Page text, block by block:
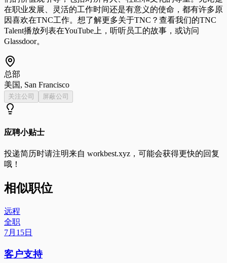
在职业发展、灵活的工作时间还是有意义的使命，都有许多原
因喜欢在TNC工作。想了解更多关于TNC？查看我们的TNC
Talent播放列表在YouTube上，听听员工的故事，或访问
Glassdoor。
总部
美国, San Francisco
关注公司 屏蔽公司
应聘小贴士
投递简历时请注明来自 workbest.xyz ，可能会获得更快的回复
哦！
相似职位
远程
全职
7月15日
客户支持